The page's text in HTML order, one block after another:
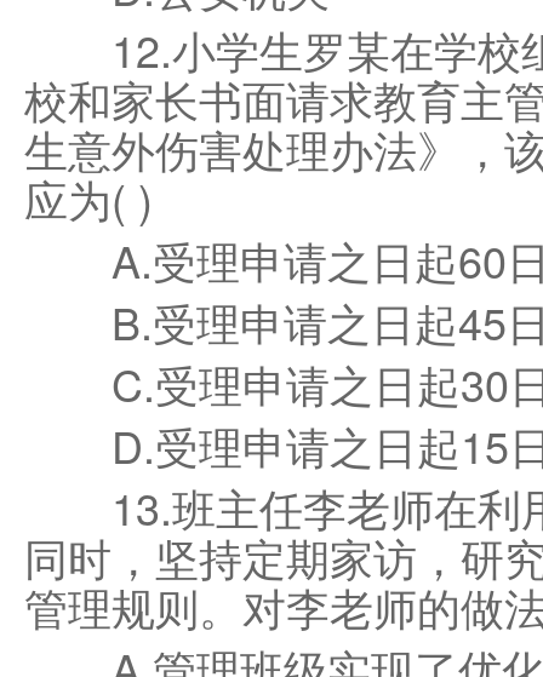
12.小学生罗某在学校
校和家长书面请求教育主
生意外伤害处理办法》，
应为( )
A.受理申请之日起60
B.受理申请之日起45
C.受理申请之日起30
D.受理申请之日起15
13.班主任李老师在利
同时，坚持定期家访，研
管理规则。对李老师的做